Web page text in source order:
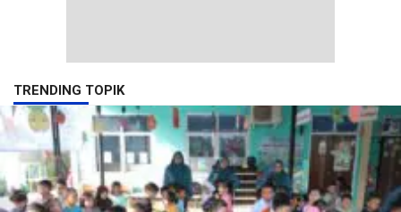
TRENDING TOPIK